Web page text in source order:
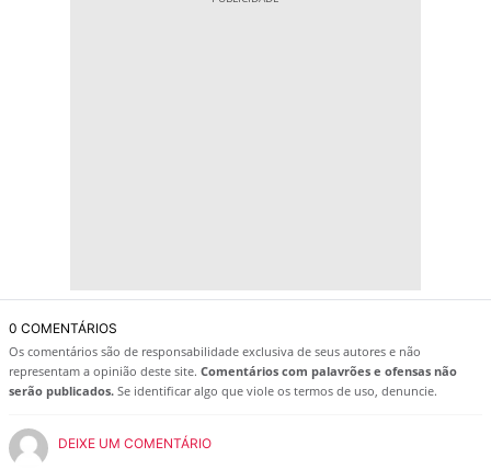
0 COMENTÁRIOS
Os comentários são de responsabilidade exclusiva de seus autores e não
representam a opinião deste site. Comentários com palavrões e ofensas não
serão publicados. Se identificar algo que viole os termos de uso, denuncie.
DEIXE UM COMENTÁRIO